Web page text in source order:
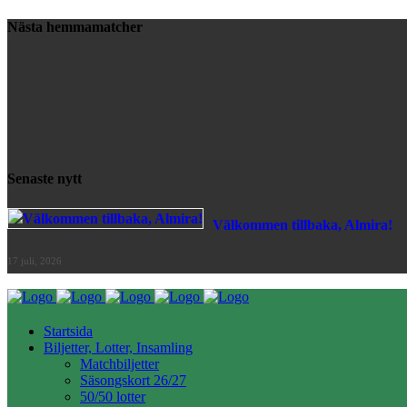
Nästa hemmamatcher
Senaste nytt
Välkommen tillbaka, Almira!
17 juli, 2026
Startsida
Biljetter, Lotter, Insamling
Matchbiljetter
Säsongskort 26/27
50/50 lotter